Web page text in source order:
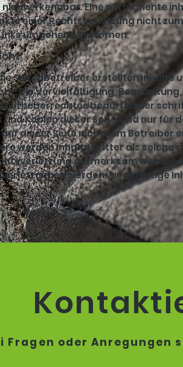
erkennbar. Eine permanente
einer Rechtsverletzung nicht
umgehend entfernen.
Seitenbetreiber erstellten Inhalte
Die Vervielfältigung,
Urheberrechtes bedürfen der
und Kopien dieser Seite sind nur
dieser Seite nicht vom
werden Inhalte Dritter als solche
aufmerksam werden,
werden wir derartige
Fragen oder